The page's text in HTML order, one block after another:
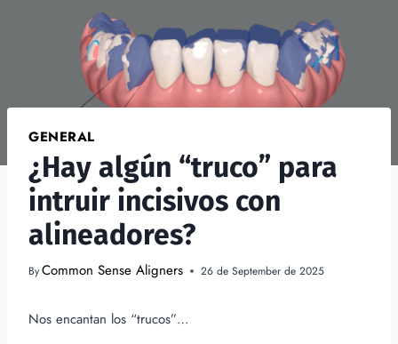
GENERAL
¿Hay algún “truco” para
intruir incisivos con
alineadores?
ByCommon Sense Aligners 26 de September de 2025
Nos encantan los “trucos”…